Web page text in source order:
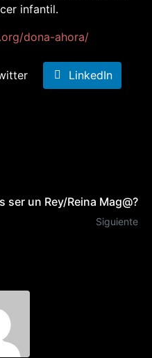
infantil.
dona-ahora/
LinkedIn
ser un Rey/Reina Mag@?
Siguiente